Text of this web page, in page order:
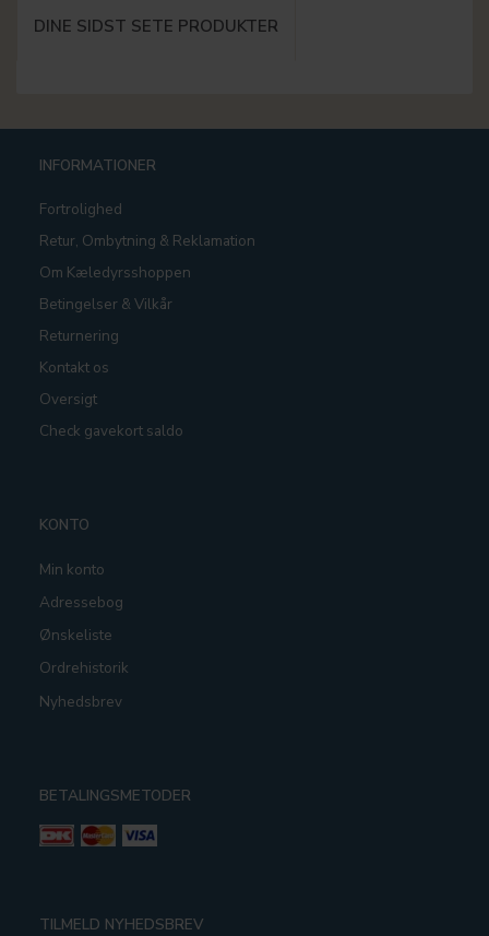
DINE SIDST SETE PRODUKTER
INFORMATIONER
Fortrolighed
Retur, Ombytning & Reklamation
Om Kæledyrsshoppen
Betingelser & Vilkår
Returnering
Kontakt os
Oversigt
Check gavekort saldo
KONTO
Min konto
Adressebog
Ønskeliste
Ordrehistorik
Nyhedsbrev
BETALINGSMETODER
TILMELD NYHEDSBREV